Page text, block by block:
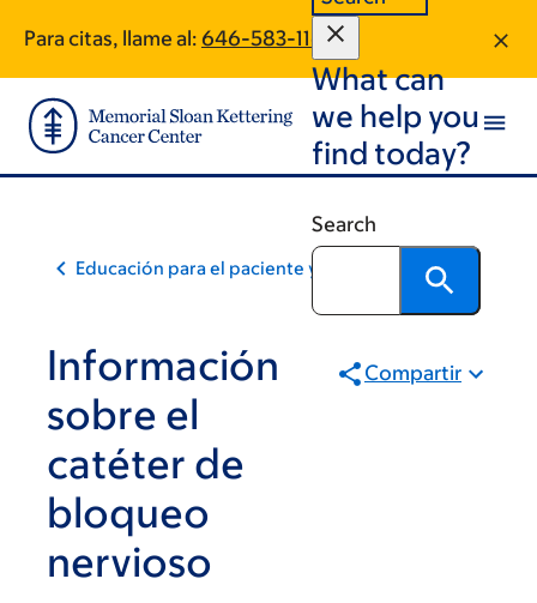
main
content
footer
Para citas, llame al: 646-583-1169
What can
we help you
find today?
Search
Educación para el paciente y la comunidad
Información
sobre el
catéter de
bloqueo
nervioso
Compartir